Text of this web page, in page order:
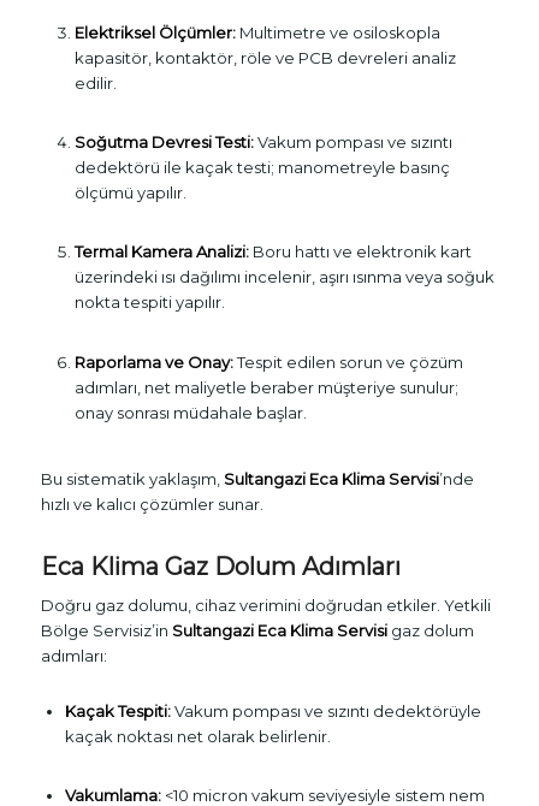
Elektriksel Ölçümler:Multimetre ve osiloskopla
kapasitör, kontaktör, röle ve PCB devreleri analiz
edilir.
Soğutma Devresi Testi:Vakum pompası ve sızıntı
dedektörü ile kaçak testi; manometreyle basınç
ölçümü yapılır.
Termal Kamera Analizi:Boru hattı ve elektronik kart
üzerindeki ısı dağılımı incelenir, aşırı ısınma veya soğuk
nokta tespiti yapılır.
Raporlama ve Onay:Tespit edilen sorun ve çözüm
adımları, net maliyetle beraber müşteriye sunulur;
onay sonrası müdahale başlar.
Bu sistematik yaklaşım, Sultangazi Eca Klima Servisi’nde
hızlı ve kalıcı çözümler sunar.
Eca Klima Gaz Dolum Adımları
Doğru gaz dolumu, cihaz verimini doğrudan etkiler. Yetkili
Bölge Servisiz’in Sultangazi Eca Klima Servisigaz dolum
adımları:
Kaçak Tespiti:Vakum pompası ve sızıntı dedektörüyle
kaçak noktası net olarak belirlenir.
Vakumlama:<10 micron vakum seviyesiyle sistem nem